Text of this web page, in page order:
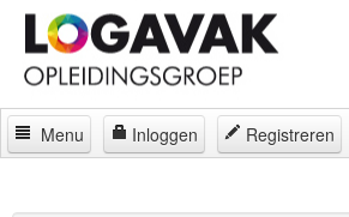
Menu Inloggen
Registreren